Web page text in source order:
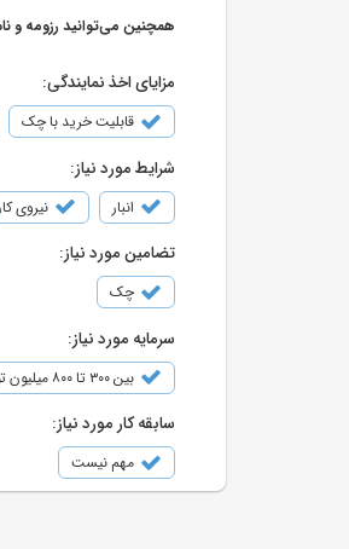
همچنین می‌توانید رزومه و
مزایای اخذ نمایندگی:
قابلیت خرید با چک
شرایط مورد نیاز:
انبار نیروی
تضامین مورد نیاز:
چک
سرمایه مورد نیاز:
بین ۳۰۰ تا ۸۰۰ میلیون تومان
سابقه کار مورد نیاز:
مهم نیست